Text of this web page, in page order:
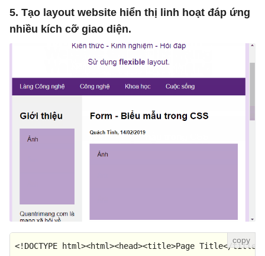
5. Tạo layout website hiển thị linh hoạt đáp ứng
nhiều kích cỡ giao diện.
<!DOCTYPE html><html><head><title>Page Title</title